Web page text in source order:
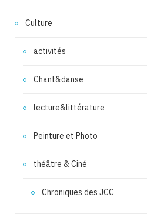
Culture
activités
Chant&danse
lecture&littérature
Peinture et Photo
théâtre & Ciné
Chroniques des JCC